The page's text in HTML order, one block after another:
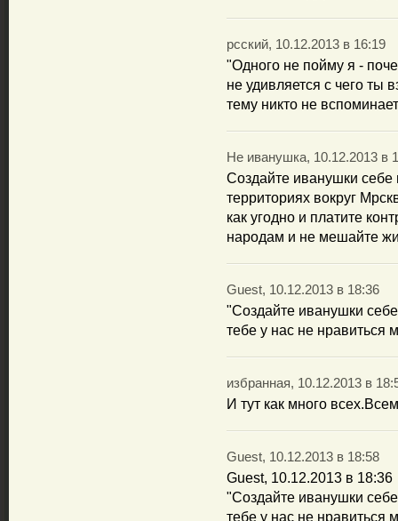
рсский, 10.12.2013 в 16:19
"Одного не пойму я -
не удивляется с чего ты
тему никто не
Не иванушка, 10.12.2013 в
Создайте иванушки себе
территориях вокруг
как угодно и платите
народам и не мешайте
Guest, 10.12.2013 в 18:36
"Создайте иванушки
тебе у нас не нравиться
избранная, 10.12.2013 в
И тут как много
Guest, 10.12.2013 в 18:58
Guest, 10.12.2013 в 18:36
"Создайте иванушки
тебе у нас не нравиться